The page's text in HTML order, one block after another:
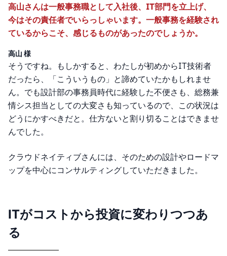
高山さんは一般事務職として入社後、IT部門を立上げ、
今はその責任者でいらっしゃいます。一般事務を経験され
ているからこそ、感じるものがあったのでしょうか。
高山 様
そうですね。もしかすると、わたしが初めからIT技術者
だったら、「こういうもの」と諦めていたかもしれませ
ん。でも設計部の事務員時代に経験した不便さも、総務兼
情シス担当としての大変さも知っているので、この状況は
どうにかすべきだと。仕方ないと割り切ることはできませ
んでした。
クラウドネイティブさんには、そのための設計やロードマ
ップを中心にコンサルティングしていただきました。
ITがコストから投資に変わりつつあ
る